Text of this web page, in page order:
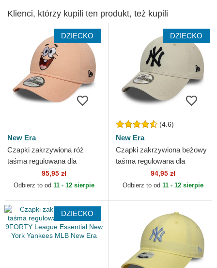
Klienci, którzy kupili ten produkt, też kupili
DZIECKO
New Era
Czapki zakrzywiona róż
taśma regulowana dla
dziecka 9FORTY Face
Patricio Estrella Bob Esponja
95,95 zł
Odbierz to od 11 - 12 sierpie
DZIECKO
(4.6)
New Era
Czapki zakrzywiona beżowy
taśma regulowana dla
dziecka 9FORTY League
Essential New York
94,95 zł
Odbierz to od 11 - 12 sierpie
DZIECKO